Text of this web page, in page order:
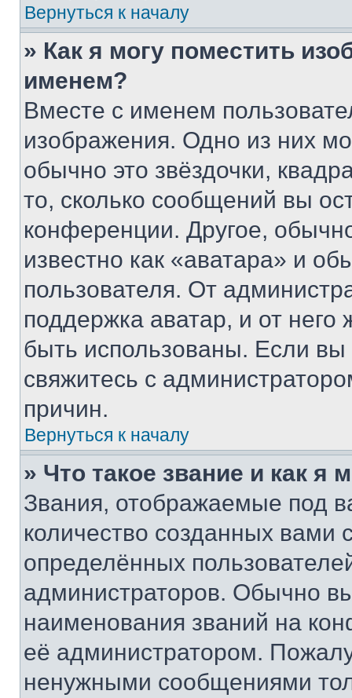
Вернуться к началу
» Как я могу поместить
именем?
Вместе с именем
изображения. Одно из них
обычно это звёздочки,
то, сколько сообщений вы
конференции. Другое,
известно как «аватара» и
пользователя. От
поддержка аватар, и от него
быть использованы. Если
свяжитесь с
причин.
Вернуться к началу
» Что такое звание и как я
Звания, отображаемые под
количество созданных
определённых
администраторов. Обычно
наименования званий на
её администратором.
ненужными сообщениями